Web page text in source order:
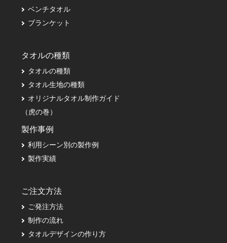
ベンチタオル
ブランケット
タオルの種類
タオルの種類
タオル生地の種類
オリジナルタオル制作ガイド
（虎の巻）
製作事例
利用シーン別の製作例
製作実績
ご注文方法
ご発注方法
制作の流れ
タオルデザインの作り方